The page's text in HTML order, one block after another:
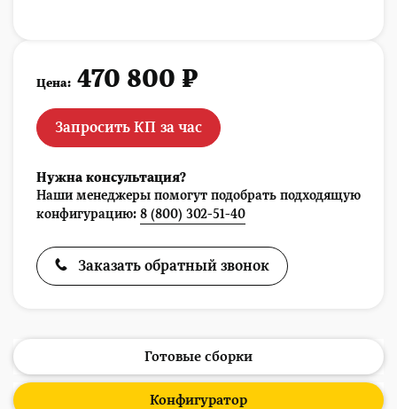
Цена: 470 800 ₽
Запросить КП за час
Нужна консультация?
Наши менеджеры помогут подобрать подходящую
конфигурацию: 8 (800) 302-51-40
Заказать обратный звонок
Готовые сборки
Конфигуратор